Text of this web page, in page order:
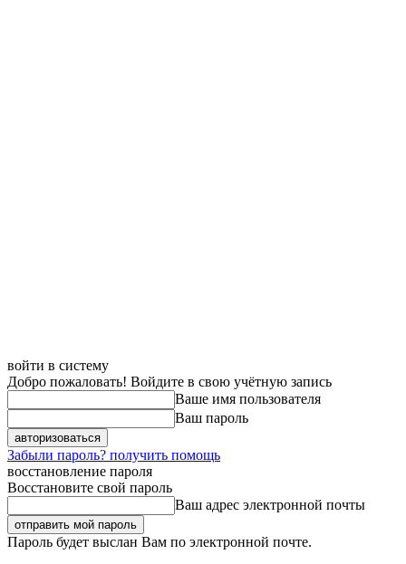
войти в систему
Добро пожаловать! Войдите в свою учётную запись
Ваше имя пользователя
Ваш пароль
Забыли пароль? получить помощь
восстановление пароля
Восстановите свой пароль
Ваш адрес электронной почты
Пароль будет выслан Вам по электронной почте.